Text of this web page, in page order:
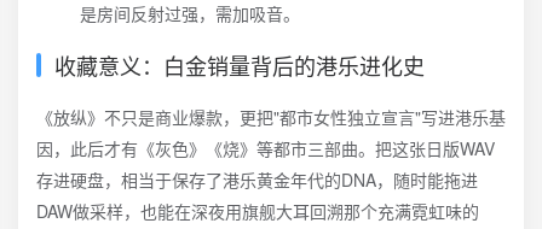
是房间反射过强，需加吸音。
收藏意义：白金销量背后的港乐进化史
《放纵》不只是商业爆款，更把"都市女性独立宣言"写进港乐基
因，此后才有《灰色》《烧》等都市三部曲。把这张日版WAV
存进硬盘，相当于保存了港乐黄金年代的DNA，随时能拖进
DAW做采样，也能在深夜用旗舰大耳回溯那个充满霓虹味的